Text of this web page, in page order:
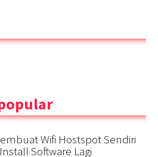
Wifi Hostspot Sendiri
Software Lagi